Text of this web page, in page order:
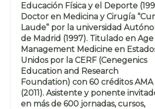
Educación Física y el Deporte
Doctor en Medicina y Cirugía
Laude” por la universidad
de Madrid (1997). Titulado en Age
Management Medicine en
Unidos por la CERF (Cenegenics
Education and Research
Foundation) con 60 créditos AMA
(2011). Asistente y ponente
en más de 600 jornadas, cursos,